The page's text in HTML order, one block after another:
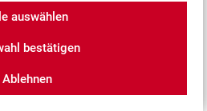
aktiven Mitgliedern und den
Gebhardt im Jahr 2002
den alten Feuerwehrbus
auswählen
bestätigen
Ablehnen